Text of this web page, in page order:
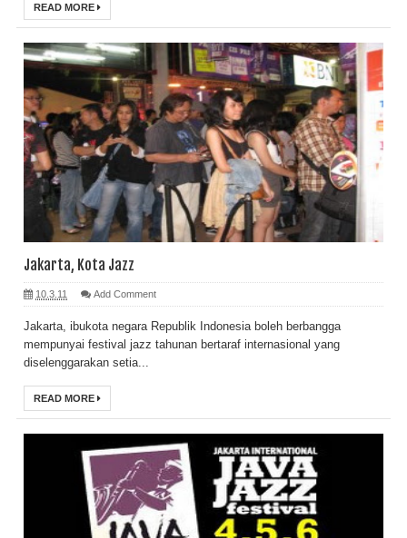
READ MORE
Jakarta, Kota Jazz
10.3.11 Add Comment
Jakarta, ibukota negara Republik Indonesia boleh berbangga
mempunyai festival jazz tahunan bertaraf internasional yang
diselenggarakan setia...
READ MORE